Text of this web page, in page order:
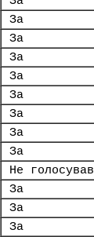
За
За
За
За
За
За
За
За
Не голосував
За
За
За